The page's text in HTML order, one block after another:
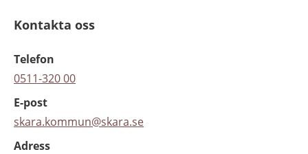
Kontakta oss
Telefon
0511-320 00
E-post
skara.kommun@skara.se
Adress